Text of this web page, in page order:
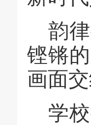
韵
铿锵
画面
学校